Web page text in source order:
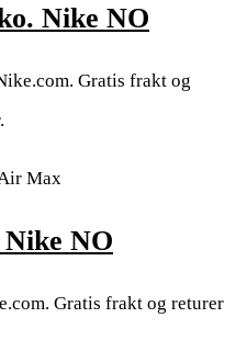
Nike NO
Gratis frakt og
Max
NO
Gratis frakt og returer